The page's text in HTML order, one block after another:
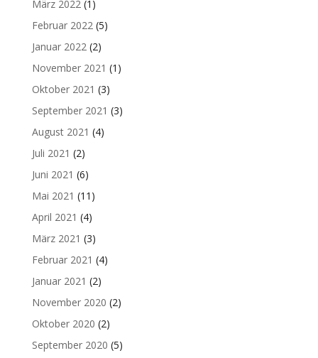
März 2022(1)
Februar 2022(5)
Januar 2022(2)
November 2021 (1)
Oktober 2021 (3)
September 2021 (3)
August 2021 (4)
Juli 2021 (2)
Juni 2021 (6)
Mai 2021 (11)
April 2021 (4)
März 2021 (3)
Februar 2021 (4)
Januar 2021 (2)
November 2020 (2)
Oktober 2020 (2)
September 2020 (5)